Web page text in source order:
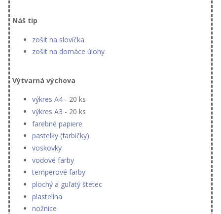
Náš tip
zošit na slovíčka
zošit na domáce úlohy
Výtvarná výchova
výkres A4 - 20 ks
výkres A3 - 20 ks
farebné papiere
pastelky (farbičky)
voskovky
vodové farby
temperové farby
plochý a guľatý štetec
plastelína
nožnice